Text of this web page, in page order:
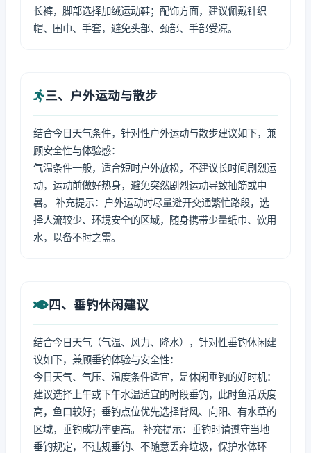
长裤，脚部选择加绒运动鞋；配饰方面，建议佩戴针织
帽、围巾、手套，避免头部、颈部、手部受凉。
三、户外运动与散步
结合今日天气条件，针对性户外运动与散步建议如下，兼
顾安全性与体验感：
气温条件一般，适合短时户外放松，不建议长时间剧烈运
动，运动前做好热身，避免突然剧烈运动导致抽筋或中
暑。 补充提示：户外运动时尽量避开交通繁忙路段，选
择人流较少、环境安全的区域，随身携带少量纸巾、饮用
水，以备不时之需。
四、垂钓休闲建议
结合今日天气（气温、风力、降水），针对性垂钓休闲建
议如下，兼顾垂钓体验与安全性：
今日天气、气压、温度条件适宜，是休闲垂钓的好时机：
建议选择上午或下午水温适宜的时段垂钓，此时鱼活跃度
高，鱼口较好；垂钓点位优先选择背风、向阳、有水草的
区域，垂钓成功率更高。 补充提示：垂钓时请遵守当地
垂钓规定，不违规垂钓、不随意丢弃垃圾，保护水体环